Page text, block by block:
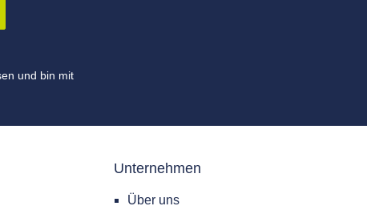
und bin mit
Unternehmen
Über uns